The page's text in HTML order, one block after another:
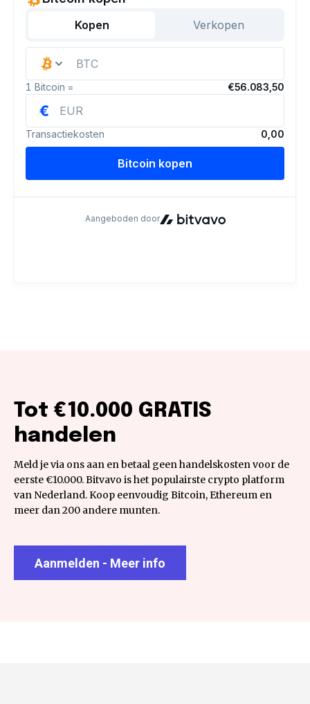
Tot €10.000 GRATIS
handelen
Meld je via ons aan en betaal geen handelskosten voor de
eerste €10.000. Bitvavo is het populairste crypto platform
van Nederland. Koop eenvoudig Bitcoin, Ethereum en
meer dan 200 andere munten.
Aanmelden - Meer info